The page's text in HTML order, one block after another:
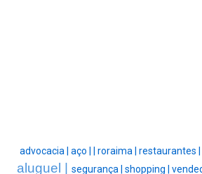
advocacia | aço | | roraima | restaurantes |
aluguel | segurança | shopping |